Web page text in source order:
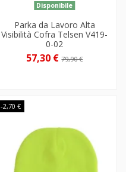
Disponibile
Parka da Lavoro Alta
Visibilità Cofra Telsen V419-
0-02
57,30 €79,90 €
-2,70 €